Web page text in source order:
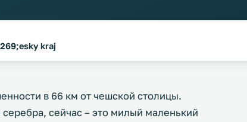
kraj
в 66 км от чешской столицы.
сейчас – это милый маленький